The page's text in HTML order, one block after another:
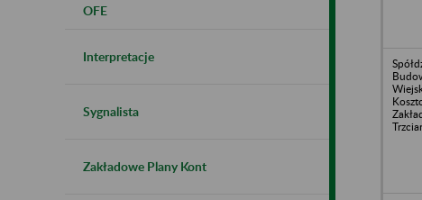
OFE
Interpretacje
Sygnalista
Zakładowe Plany Kont